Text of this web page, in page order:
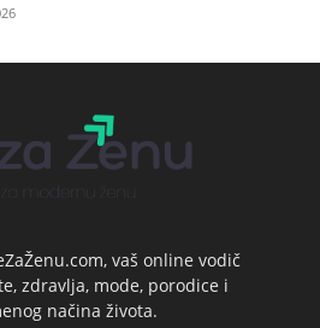
vaš online vodič
zdravlja, mode, porodice i
načina života.